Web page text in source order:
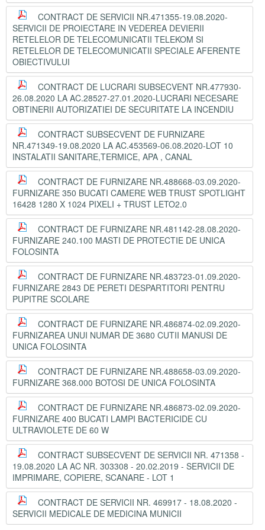
CONTRACT DE SERVICII NR.471355-19.08.2020-
SERVICII DE PROIECTARE IN VEDEREA DEVIERII
RETELELOR DE TELECOMUNICATII TELEKOM SI
RETELELOR DE TELECOMUNICATII SPECIALE AFERENTE
OBIECTIVULUI
CONTRACT DE LUCRARI SUBSECVENT NR.477930-
26.08.2020 LA AC.28527-27.01.2020-LUCRARI NECESARE
OBTINERII AUTORIZATIEI DE SECURITATE LA INCENDIU
CONTRACT SUBSECVENT DE FURNIZARE
NR.471349-19.08.2020 LA AC.453569-06.08.2020-LOT 10
INSTALATII SANITARE,TERMICE, APA , CANAL
CONTRACT DE FURNIZARE NR.488668-03.09.2020-
FURNIZARE 350 BUCATI CAMERE WEB TRUST SPOTLIGHT
16428 1280 X 1024 PIXELI + TRUST LETO2.0
CONTRACT DE FURNIZARE NR.481142-28.08.2020-
FURNIZARE 240.100 MASTI DE PROTECTIE DE UNICA
FOLOSINTA
CONTRACT DE FURNIZARE NR.483723-01.09.2020-
FURNIZARE 2843 DE PERETI DESPARTITORI PENTRU
PUPITRE SCOLARE
CONTRACT DE FURNIZARE NR.486874-02.09.2020-
FURNIZAREA UNUI NUMAR DE 3680 CUTII MANUSI DE
UNICA FOLOSINTA
CONTRACT DE FURNIZARE NR.488658-03.09.2020-
FURNIZARE 368.000 BOTOSI DE UNICA FOLOSINTA
CONTRACT DE FURNIZARE NR.486873-02.09.2020-
FURNIZARE 400 BUCATI LAMPI BACTERICIDE CU
ULTRAVIOLETE DE 60 W
CONTRACT SUBSECVENT DE SERVICII NR. 471358 -
19.08.2020 LA AC NR. 303308 - 20.02.2019 - SERVICII DE
IMPRIMARE, COPIERE, SCANARE - LOT 1
CONTRACT DE SERVICII NR. 469917 - 18.08.2020 -
SERVICII MEDICALE DE MEDICINA MUNICII